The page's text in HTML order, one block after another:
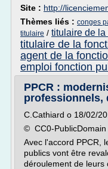
Site : http://
Thèmes liés : conges
titulaire / titulaire de
titulaire de la
agent de la
emploi fonction
PPCR :
professionnels,
C.Cathiard o 18/02/
© CC0-PublicDomain
Avec l'accord PPCR,
publics vont être
déroulement de leurs